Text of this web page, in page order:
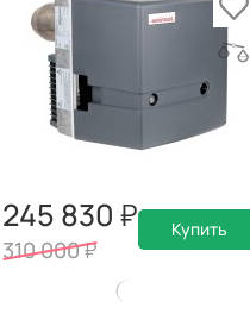
245 830
310 000
Купить